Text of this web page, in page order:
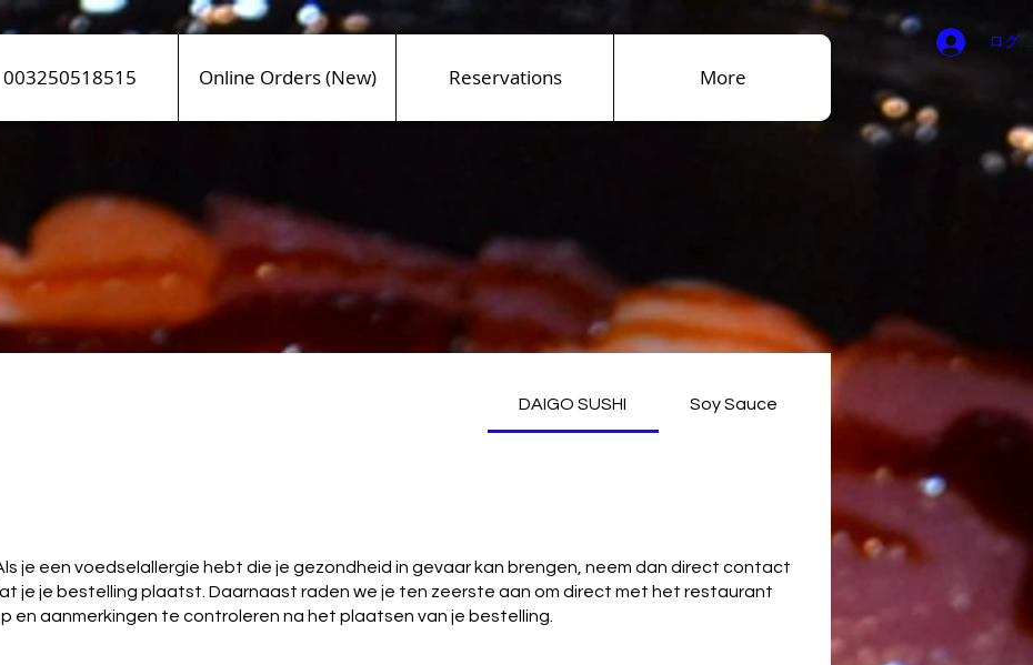
ログ
003250518515 Online Orders (New) Reservations More
DAIGO SUSHI Soy Sauce
je een voedselallergie hebt die je gezondheid in gevaar kan brengen, neem dan direct contact
je je bestelling plaatst. Daarnaast raden we je ten zeerste aan om direct met het restaurant
en aanmerkingen te controleren na het plaatsen van je bestelling.